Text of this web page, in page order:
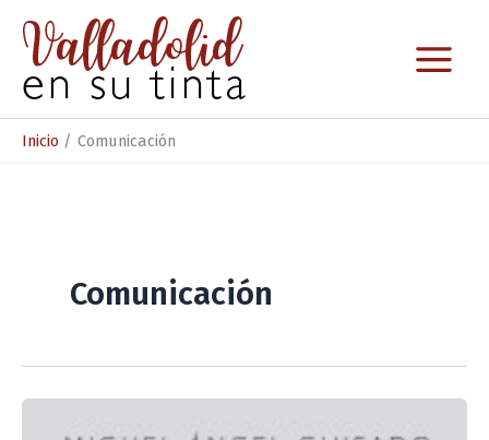
contenido
Inicio Comunicación
Comunicación